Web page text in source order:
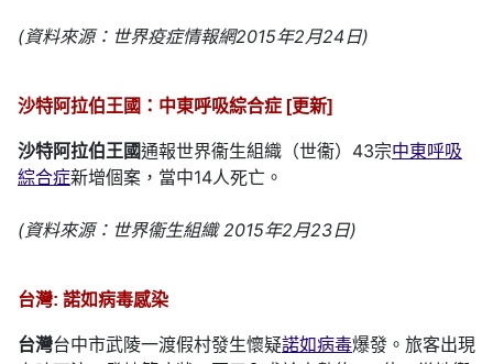
(資料來源：世界疫症情報網2015年2月24日)
沙特阿拉伯王國：中東呼吸綜合症 [更新]
沙特阿拉伯王國通報世界衞生組織（世衞）43宗中東呼吸
綜合症新增個案，當中14人死亡。
(資料來源：世界衞生組織 2015年2月23日)
台灣: 諾如病毒感染
台灣台中市武陵一渡假村發生懷疑諾如病毒爆發。旅客出現